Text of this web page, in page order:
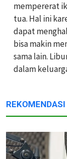
mempererat
tua. Hal ini
dapat
bisa makin
sama lain.
dalam
REKOMENDASI